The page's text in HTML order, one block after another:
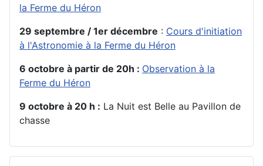
la Ferme du Héron
29 septembre / 1er décembre : Cours d'initiation
à l'Astronomie à la Ferme du Héron
6 octobre à partir de 20h : Observation à la
Ferme du Héron
9 octobre à 20 h : La Nuit est Belle au Pavillon de
chasse